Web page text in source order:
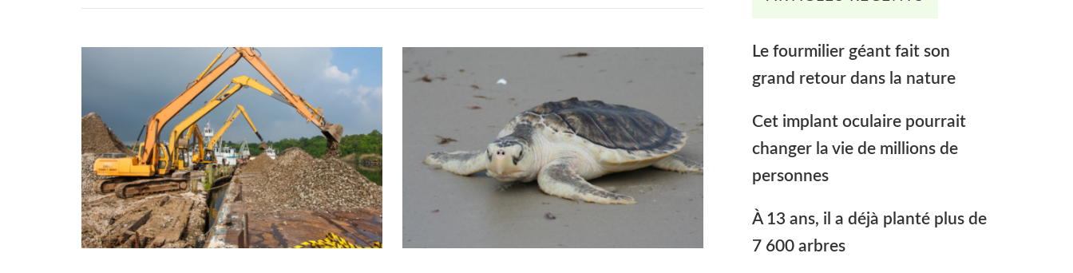
Le fourmilier géant fait son
grand retour dans la nature
Cet implant oculaire pourrait
changer la vie de millions de
personnes
À 13 ans, il a déjà planté plus de
7 600 arbres